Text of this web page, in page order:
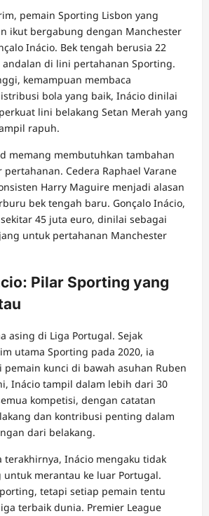
pemain Sporting Lisbon yang
ikut bergabung dengan Manchester
Inácio. Bek tengah berusia 22
di lini pertahanan Sporting.
kemampuan membaca
bola yang baik, Inácio dinilai
lini belakang Setan Merah yang
rapuh.
memang membutuhkan tambahan
pertahanan. Cedera Raphael Varane
Harry Maguire menjadi alasan
bek tengah baru. Gonçalo Inácio,
45 juta euro, dinilai sebagai
untuk pertahanan Manchester
Pilar Sporting yang
asing di Liga Portugal. Sejak
utama Sporting pada 2020, ia
kunci di bawah asuhan Ruben
Inácio tampil dalam lebih dari 30
kompetisi, dengan catatan
dan kontribusi penting dalam
dari belakang.
terakhirnya, Inácio mengaku tidak
merantau ke luar Portugal.
tetapi setiap pemain tentu
terbaik dunia. Premier League